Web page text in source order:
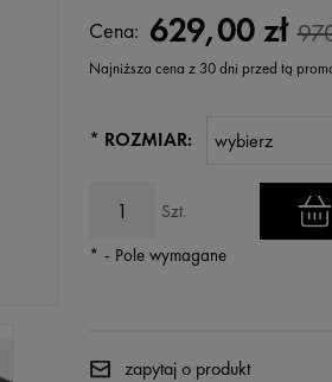
Cena: 629,00 zł
Najniższa cena z 30 dni przed tą
wyświetlana jest najniższa cena
* ROZMIAR:
Szt.
* - Pole wymagane
zapytaj o produkt